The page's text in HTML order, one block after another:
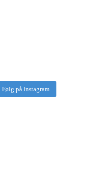
Følg på Instagram